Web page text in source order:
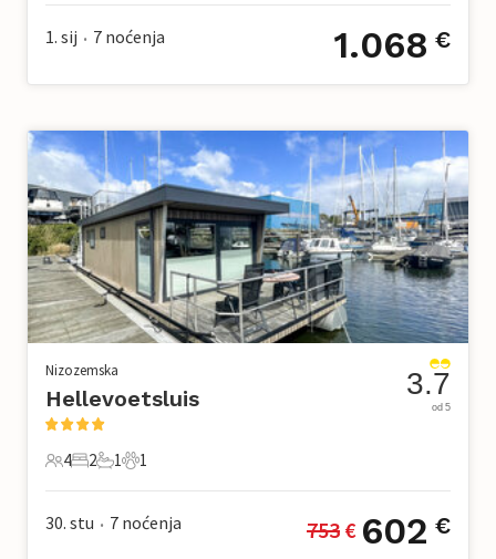
1. sij • 7 noćenja 1.068 €
Nizozemska
Hellevoetsluis
4 Gosti
4
2 Spavaće sobe
2
1 Kupaonica
1
1 Kućni ljubimac
1
3.7
od 5
30. stu • 7 noćenja 753 € 602 €